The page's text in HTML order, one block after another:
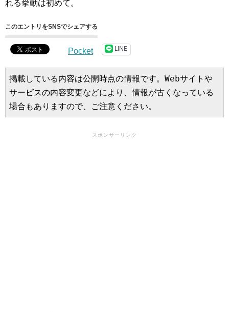
れる挙動は初めて。
このエントリをSNSでシェアする
Pocket LINE
掲載している内容は公開時点の情報です。Webサイトや
サービスの内容変更などにより、情報が古くなっている
場合もありますので、ご注意ください。
スポンサーリンク